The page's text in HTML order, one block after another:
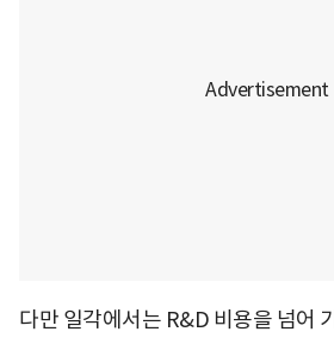
다만 일각에서는 R&D 비용을 넘어